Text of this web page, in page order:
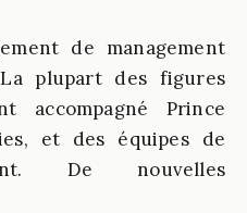
de management
La plupart des figures
accompagné Prince
et des équipes de
De nouvelles